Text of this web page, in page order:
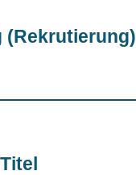
(Rekrutierung)